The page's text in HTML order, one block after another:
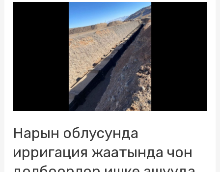
Нарын облусунда
ирригация жаатында чон